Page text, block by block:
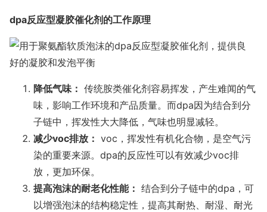
dpa反应型凝胶催化剂的工作原理
降低气味： 传统胺类催化剂容易挥发，产生难闻的气
味，影响工作环境和产品质量。而dpa因为结合到分
子链中，挥发性大大降低，气味也明显减轻。
减少voc排放： voc，挥发性有机化合物，是空气污
染的重要来源。dpa的反应性可以有效减少voc排
放，更加环保。
提高泡沫的耐老化性能： 结合到分子链中的dpa，可
以增强泡沫的结构稳定性，提高其耐热、耐湿、耐光